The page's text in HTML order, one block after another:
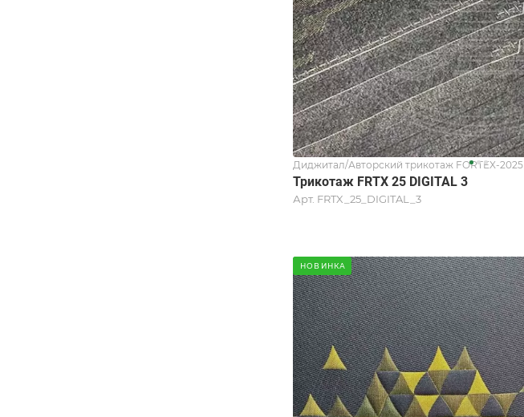
Диджитал/Авторский трикотаж FORTEX-2025
Трикотаж FRTX 25 DIGITAL 3
Арт. FRTX_25_DIGITAL_3
НОВИНКА